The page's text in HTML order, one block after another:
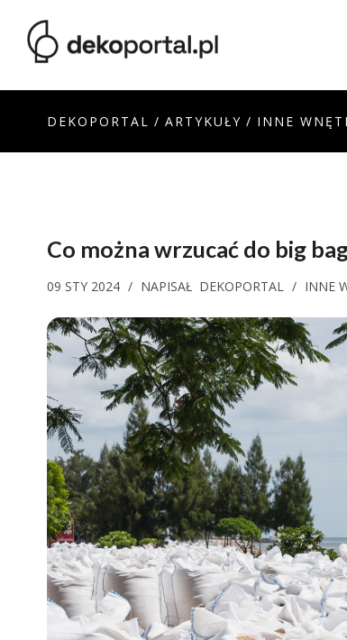
DEKOPORTAL / ARTYKUŁY / INNE
Co można wrzucać do big
09 STY 2024 / NAPISAŁ DEKOPORTAL / INNE